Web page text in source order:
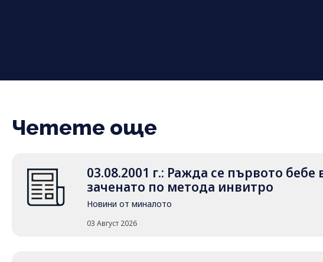
Четете още
03.08.2001 г.: Ражда се първото бебе
заченато по метода инвитро
Новини от миналото
03 Август 2026